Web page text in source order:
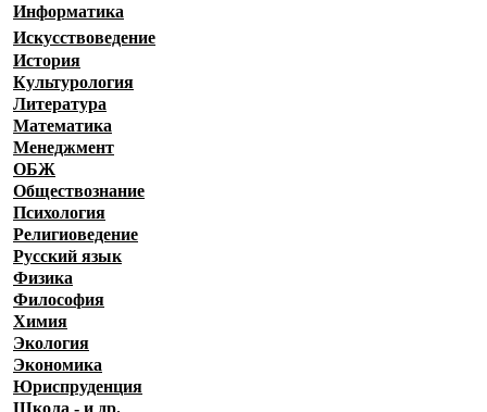
Информатика
Искусствоведение
История
Культурология
Литература
Математика
Менеджмент
ОБЖ
Обществознание
Психология
Религиоведение
Русский язык
Физика
Философия
Химия
Экология
Экономика
Юриспруденция
Школа - и др.